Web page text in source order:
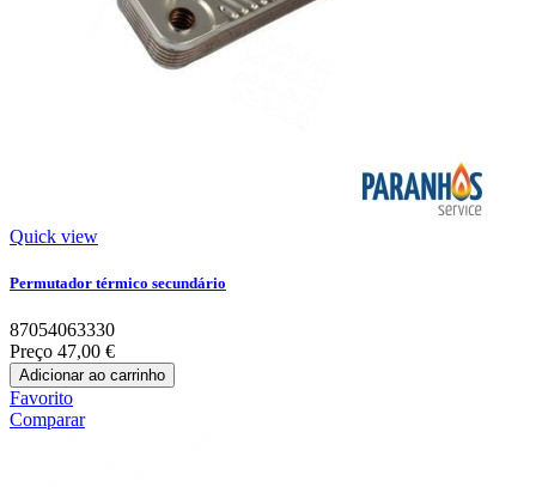
Quick view
Permutador térmico secundário
87054063330
Preço 47,00 €
Adicionar ao carrinho
Favorito
Comparar